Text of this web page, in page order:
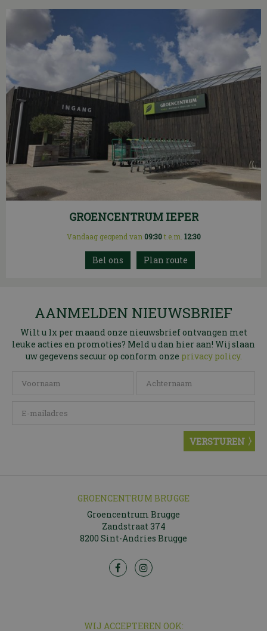
GROENCENTRUM IEPER
Vandaag geopend van 09:30t.e.m. 12:30
Plan route
AANMELDEN NIEUWSBRIEF
Wilt u 1x per maand onze nieuwsbrief ontvangen met
leuke acties en promoties? Meld u dan hier aan! Wij slaan
uw gegevens secuur op conform onze privacy policy.
GROENCENTRUM BRUGGE
Groencentrum Brugge
Zandstraat 374
8200 Sint-Andries Brugge
WIJ ACCEPTEREN OOK: